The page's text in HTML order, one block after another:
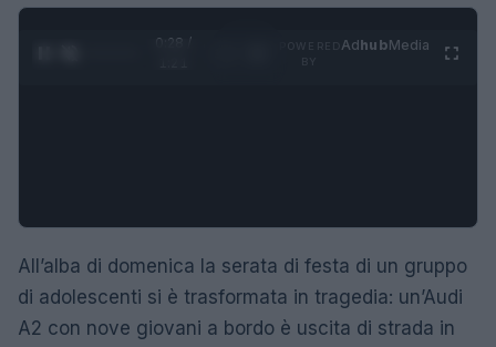
0:29 /
AdhubMedia
All’alba di domenica la serata di festa di un gruppo
di adolescenti si è trasformata in tragedia: un’Audi
A2 con nove giovani a bordo è uscita di strada in